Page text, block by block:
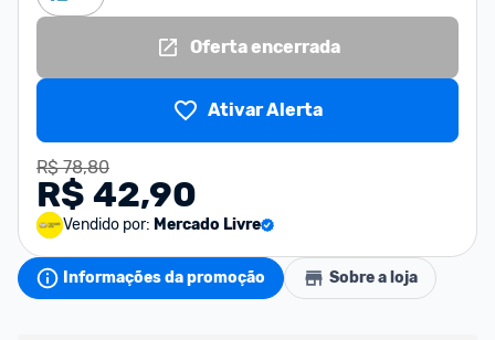
Oferta encerrada
Ativar Alerta
R$ 78,80
R$ 42,90
Vendido por: Mercado Livre
Informações da promoção Sobre a loja